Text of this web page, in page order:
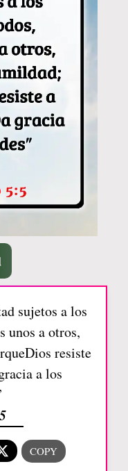
sujetos a los
unos a otros,
resiste
a los